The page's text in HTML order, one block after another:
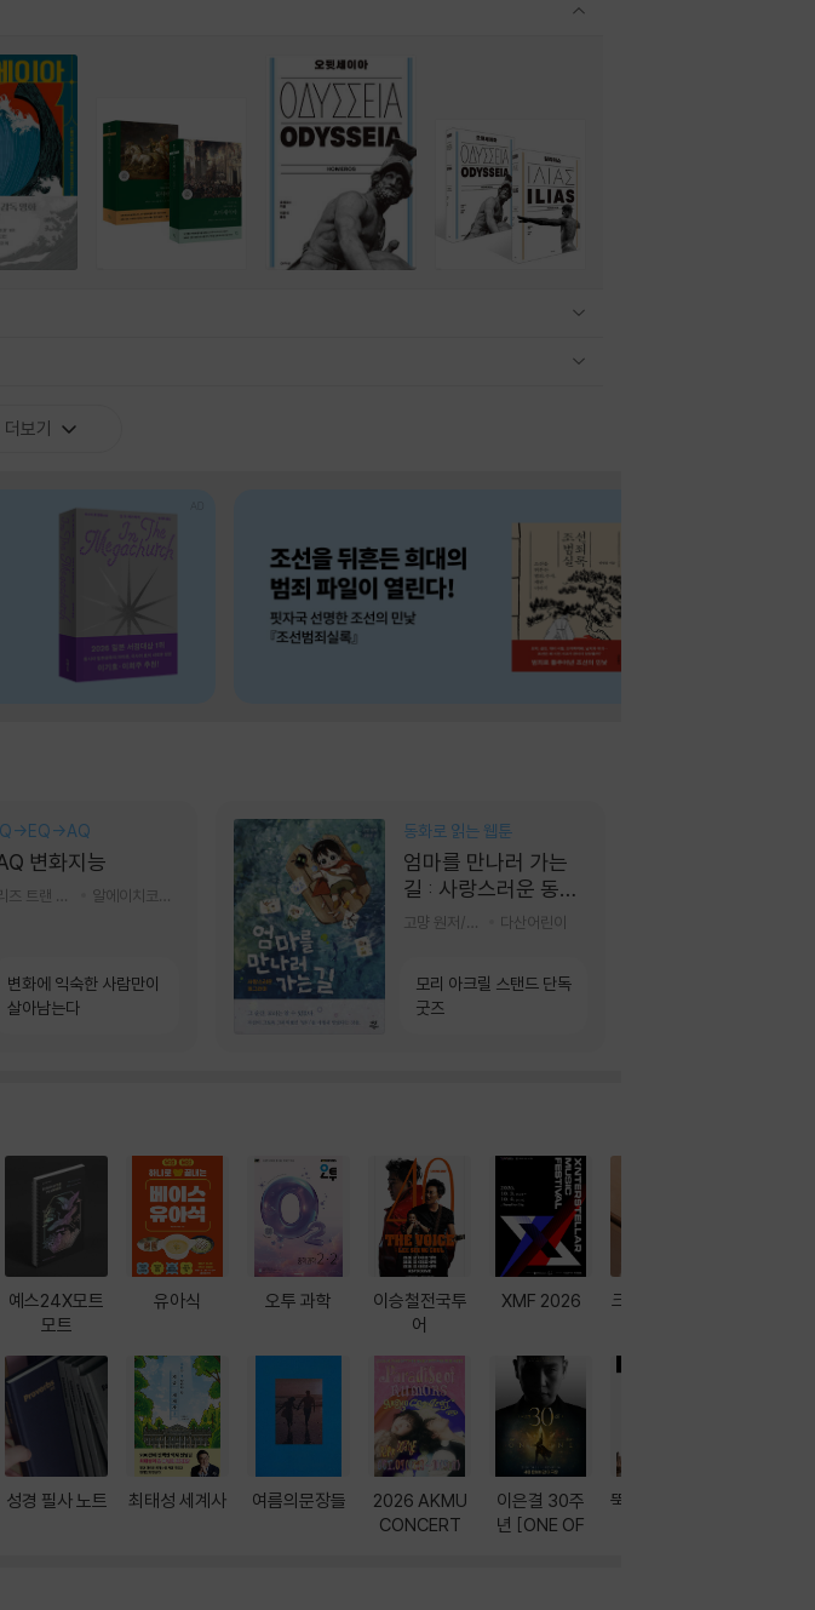
더보기
변화지능
변화에 익숙한 사람만이
살아남는다
동화로 읽는 웹툰
엄마를 만나러 가는
길 : 사랑스러운 동그
라미
다산어린이
모리 아크릴 스탠드 단독
굿즈
예스24X모트
모트
성경 필사 노트
유아식
최태성 세계사
오투 과학
여름의문장들
이승철전국투
어
2026 AKMU
CONCERT
XMF 2026
이은결 30주
년 [ONE OF
크레마 이북 리
뚝딱! AI 3대장